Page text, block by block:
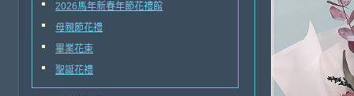
2026馬年新春年節花禮館
母親節花禮
畢業花束
聖誕花禮